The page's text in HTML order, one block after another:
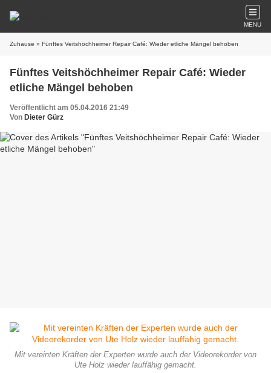
MENU
Zuhause » Fünftes Veitshöchheimer Repair Café: Wieder etliche Mängel behoben
Fünftes Veitshöchheimer Repair Café: Wieder
etliche Mängel behoben
Veröffentlicht am 05.04.2016 21:49
Von Dieter Gürz
Mit vereinten Kräften der Experten wurde auch der Videorekorder von
Ute Holz wieder lauffähig gemacht.